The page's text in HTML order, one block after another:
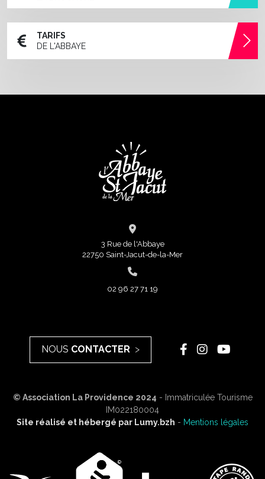
TARIFS
DE L'ABBAYE
3 Rue de l'Abbaye
22750 Saint-Jacut-de-la-Mer
02 96 27 71 19
NOUS CONTACTER
© Association La Providence 2024 - Immatriculée Tourisme
IM022180004
Site réalisé et hébergé par Lumy.bzh - Mentions légales